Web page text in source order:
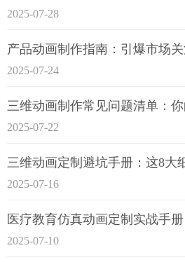
2025-07-28
产品动画制作指南：引爆市场
2025-07-24
2025-07-22
三维动画定制避坑手册：这8大
2025-07-16
2025-07-10